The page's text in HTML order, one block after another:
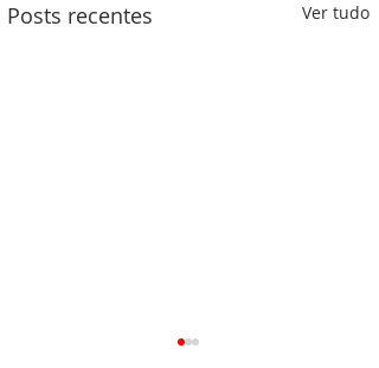
Posts recentes Ver tudo